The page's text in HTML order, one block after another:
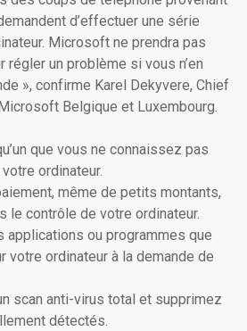
d’effectuer une série
Microsoft ne prendra pas
régler un problème si vous n’en
», confirme Karel Dekyvere, Chief
Belgique et Luxembourg.
que vous ne connaissez pas
ordinateur.
même de petits montants,
le contrôle de votre ordinateur.
applications ou programmes que
votre ordinateur à la demande de
scan anti-virus total et supprimez
détectés.